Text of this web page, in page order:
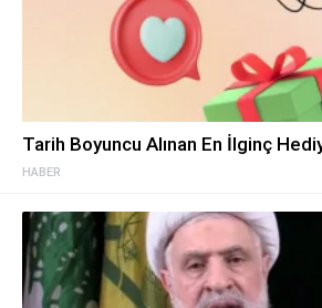
HABER
Tarih Boyuncu Alınan En İlginç